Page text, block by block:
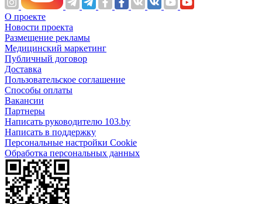
О проекте
Новости проекта
Размещение рекламы
Медицинский маркетинг
Публичный договор
Доставка
Пользовательское соглашение
Способы оплаты
Вакансии
Партнеры
Написать руководителю 103.by
Написать в поддержку
Персональные настройки Cookie
Обработка персональных данных